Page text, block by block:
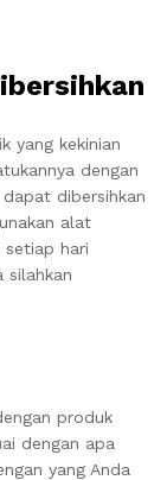
yang kekinian
dengan
dibersihkan
alat
setiap hari
silahkan
produk
dengan apa
yang Anda